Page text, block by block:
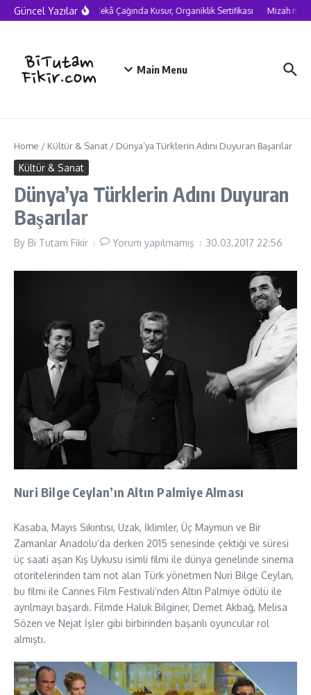
Skip to content
Güncel YazılarYapay Zekâ Çağında Kusur, Organiklik Sertifikası Mizah
Main Menu
Home / Kültür & Sanat / Dünya’ya Türklerin Adını Duyuran Başarılar
Kültür & Sanat
Dünya’ya Türklerin Adını Duyuran
Başarılar
By Bi Tutam Fikir Yorum yapılmamış 30.03.2017 22:56
Nuri Bilge Ceylan’ın Altın Palmiye Alması
Kasaba, Mayıs Sıkıntısı, Uzak, İklimler, Üç Maymun ve Bir
Zamanlar Anadolu’da derken 2015 senesinde çektiği ve süresi
üç saati aşan Kış Uykusu isimli filmi ile dünya genelinde sinema
otoritelerinden tam not alan Türk yönetmen Nuri Bilge Ceylan,
bu filmi ile Cannes Film Festivali’nden Altın Palmiye ödülü ile
ayrılmayı başardı. Filmde Haluk Bilginer, Demet Akbağ, Melisa
Sözen ve Nejat İşler gibi birbirinden başarılı oyuncular rol
almıştı.